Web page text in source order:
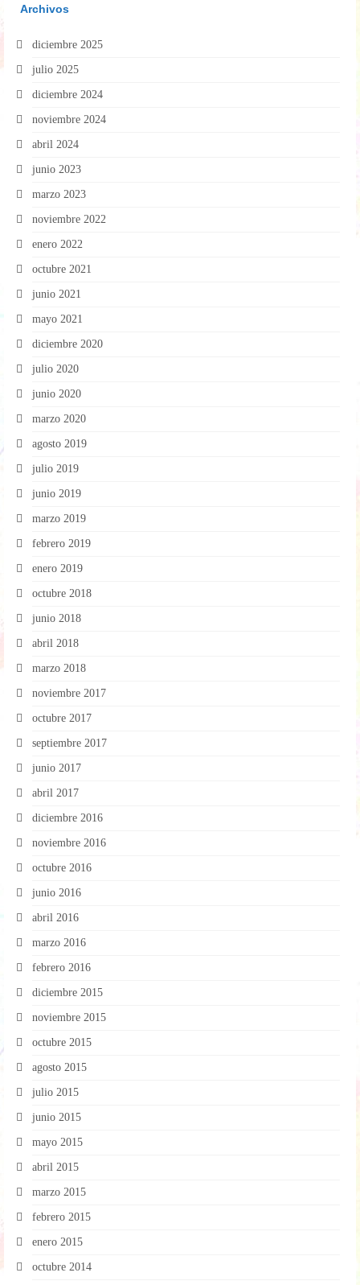
Archivos
diciembre 2025
julio 2025
diciembre 2024
noviembre 2024
abril 2024
junio 2023
marzo 2023
noviembre 2022
enero 2022
octubre 2021
junio 2021
mayo 2021
diciembre 2020
julio 2020
junio 2020
marzo 2020
agosto 2019
julio 2019
junio 2019
marzo 2019
febrero 2019
enero 2019
octubre 2018
junio 2018
abril 2018
marzo 2018
noviembre 2017
octubre 2017
septiembre 2017
junio 2017
abril 2017
diciembre 2016
noviembre 2016
octubre 2016
junio 2016
abril 2016
marzo 2016
febrero 2016
diciembre 2015
noviembre 2015
octubre 2015
agosto 2015
julio 2015
junio 2015
mayo 2015
abril 2015
marzo 2015
febrero 2015
enero 2015
octubre 2014